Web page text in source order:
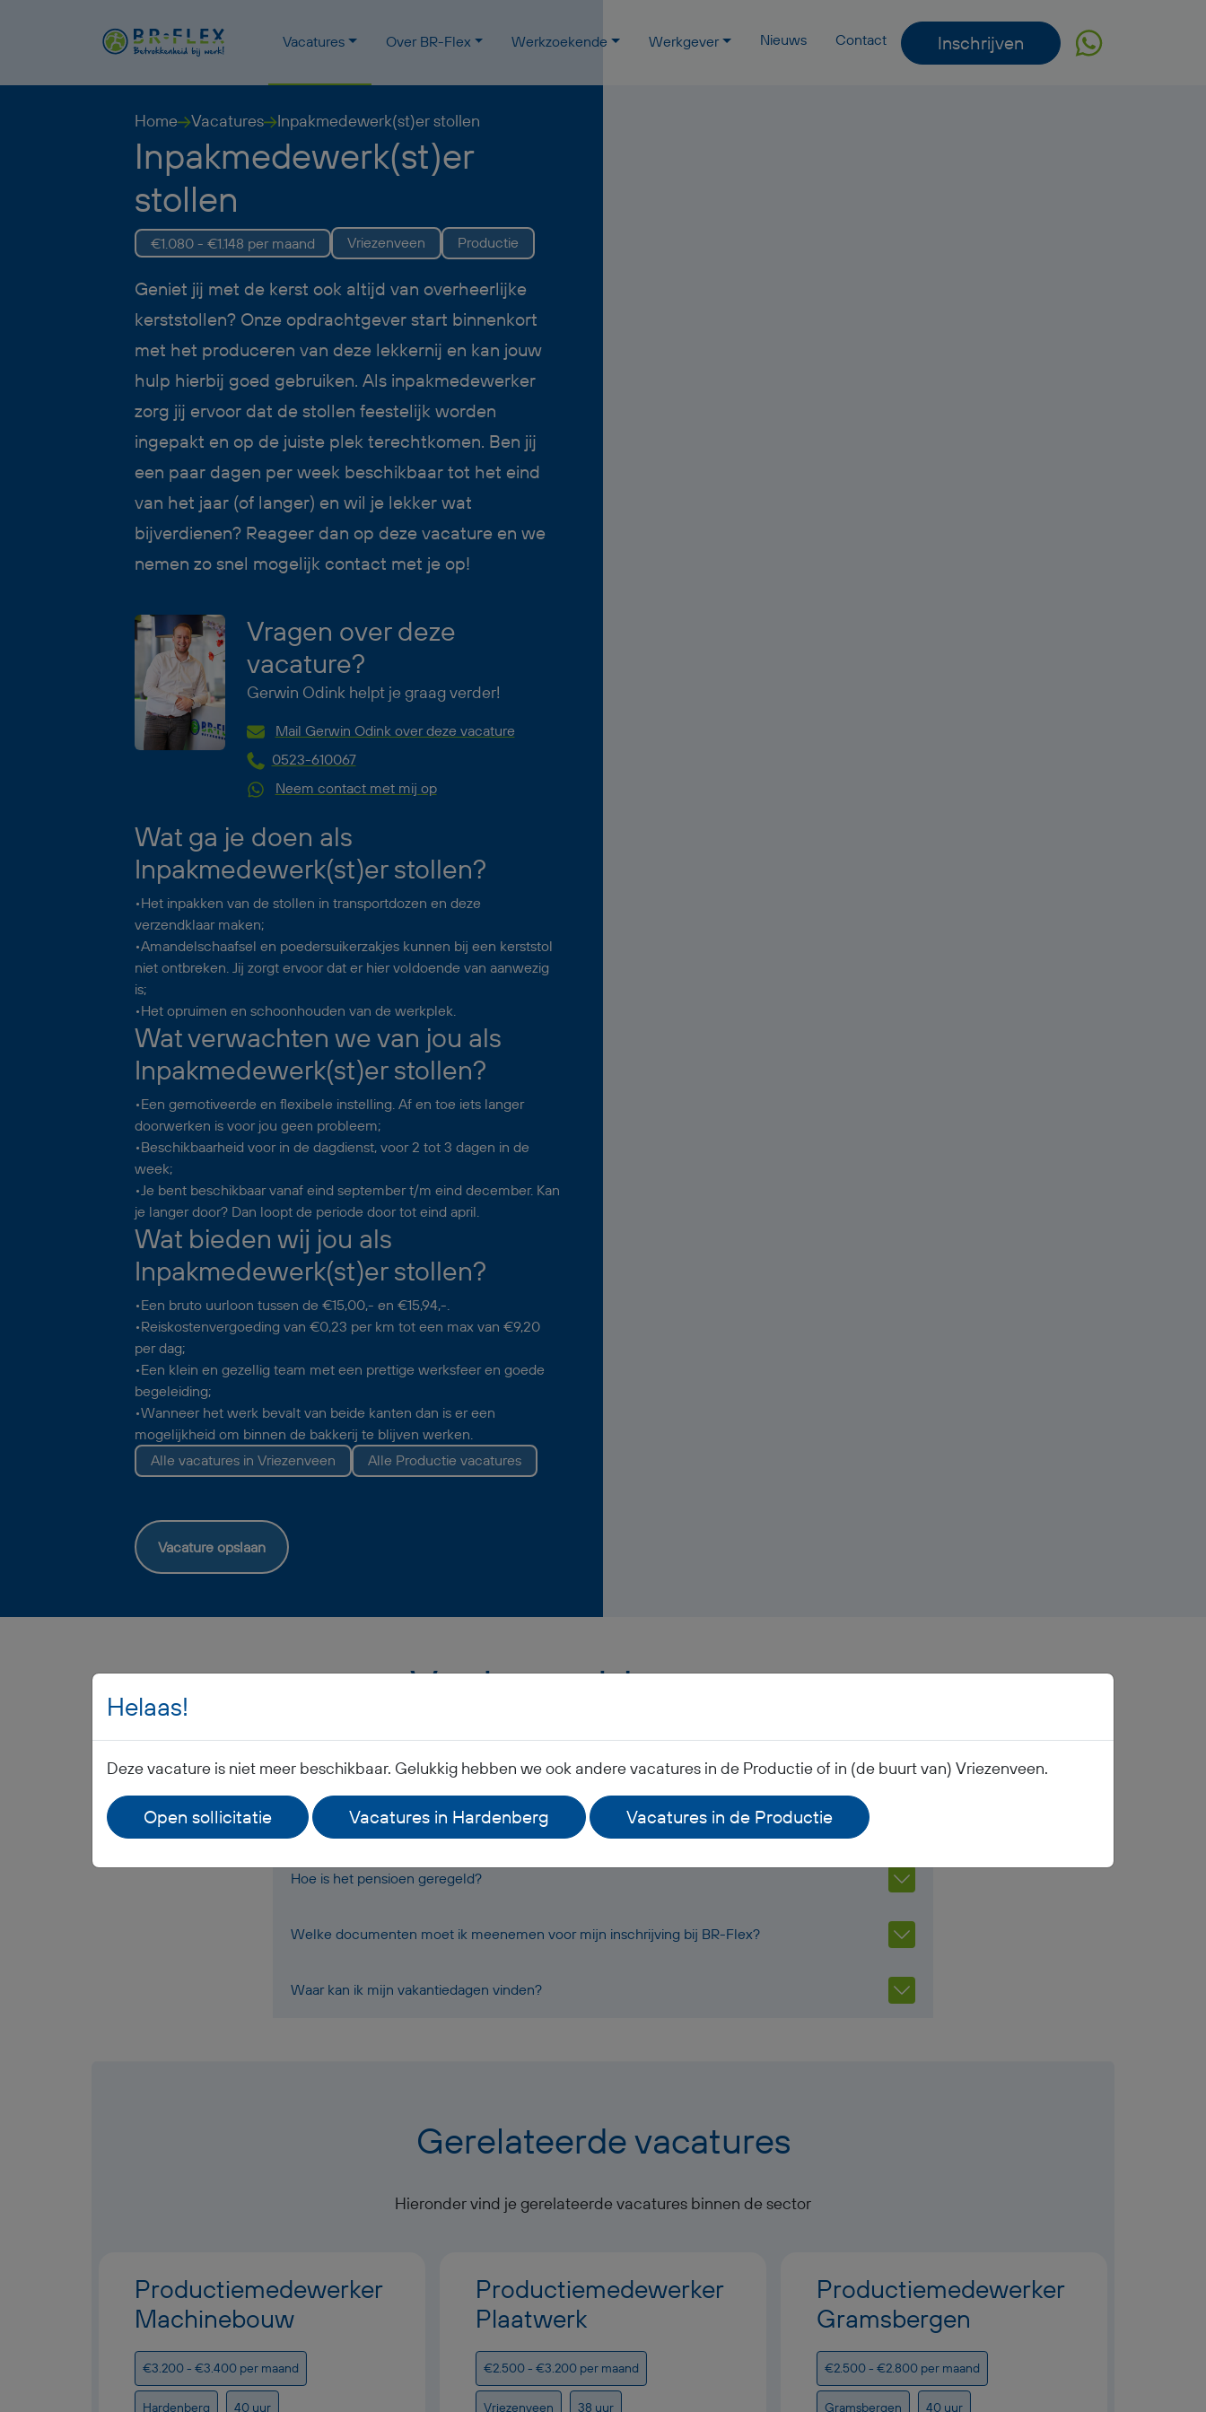
Vacatures Over BR-Flex Werkzoekende Werkgever Nieuws Contact Inschrijven
Home Vacatures Inpakmedewerk(st)er stollen
Inpakmedewerk(st)er
stollen
€1.080 - €1.148 per maand Vriezenveen Productie
Geniet jij met de kerst ook altijd van overheerlijke
kerststollen? Onze opdrachtgever start binnenkort
met het produceren van deze lekkernij en kan jouw
hulp hierbij goed gebruiken. Als inpakmedewerker
zorg jij ervoor dat de stollen feestelijk worden
ingepakt en op de juiste plek terechtkomen. Ben jij
een paar dagen per week beschikbaar tot het eind
van het jaar (of langer) en wil je lekker wat
bijverdienen? Reageer dan op deze vacature en we
nemen zo snel mogelijk contact met je op!
Vragen over deze
vacature?
Gerwin Odink helpt je graag verder!
Mail Gerwin Odink over deze vacature
0523-610067
Neem contact met mij op
Wat ga je doen als
Inpakmedewerk(st)er stollen?
•Het inpakken van de stollen in transportdozen en deze
verzendklaar maken;
•Amandelschaafsel en poedersuikerzakjes kunnen bij een kerststol
niet ontbreken. Jij zorgt ervoor dat er hier voldoende van aanwezig
is;
•Het opruimen en schoonhouden van de werkplek.
Wat verwachten we van jou als
Inpakmedewerk(st)er stollen?
•Een gemotiveerde en flexibele instelling. Af en toe iets langer
doorwerken is voor jou geen probleem;
•Beschikbaarheid voor in de dagdienst, voor 2 tot 3 dagen in de
week;
•Je bent beschikbaar vanaf eind september t/m eind december. Kan
je langer door? Dan loopt de periode door tot eind april.
Wat bieden wij jou als
Inpakmedewerk(st)er stollen?
•Een bruto uurloon tussen de €15,00,- en €15,94,-.
•Reiskostenvergoeding van €0,23 per km tot een max van €9,20
per dag;
•Een klein en gezellig team met een prettige werksfeer en goede
begeleiding;
•Wanneer het werk bevalt van beide kanten dan is er een
mogelijkheid om binnen de bakkerij te blijven werken.
Alle vacatures in Vriezenveen
Alle Productie vacatures
Vacature opslaan
Veelgestelde vragen
Wanneer ontvang ik mijn salaris?
Ontvang ik werkkleding?
Hoe is het pensioen geregeld?
Welke documenten moet ik meenemen voor mijn inschrijving bij BR-Flex?
Waar kan ik mijn vakantiedagen vinden?
Gerelateerde vacatures
Hieronder vind je gerelateerde vacatures binnen de sector
Productiemedewerker
Plaatwerk
€2.500 - €3.200 per maand
Vriezenveen 38 uur
Productiemedewerker
Gramsbergen
€2.500 - €2.800 per maand
Gramsbergen 40 uur
Productiemedewerker
Machinebouw
€3.200 - €3.400 per maand
Hardenberg 40 uur
Helaas!
Deze vacature is niet meer beschikbaar. Gelukkig hebben we ook andere vacatures in de Productie of in (de buurt van) Vriezenveen.
Open sollicitatie Vacatures in Hardenberg Vacatures in de Productie